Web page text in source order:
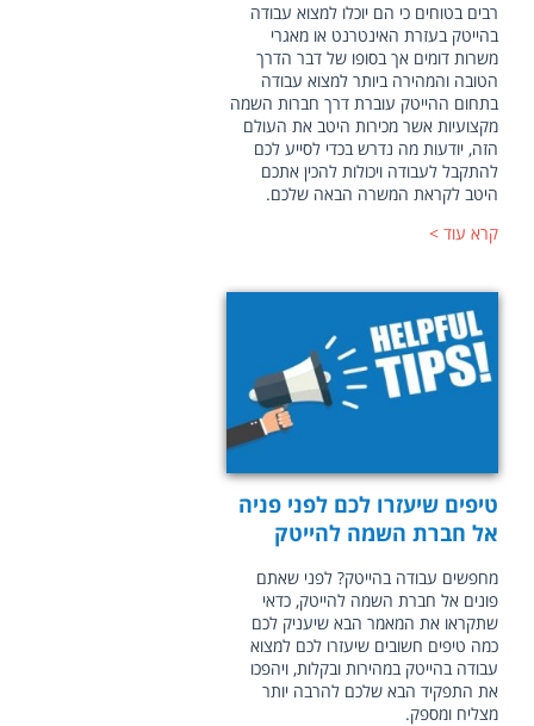
רבים בטוחים כי הם יוכלו למצוא עבודה
בהייטק בעזרת האינטרנט או מאגרי
משרות דומים אך בסופו של דבר הדרך
הטובה והמהירה ביותר למצוא עבודה
בתחום ההייטק עוברת דרך חברות השמה
מקצועיות אשר מכירות היטב את העולם
הזה, יודעות מה נדרש בכדי לסייע לכם
להתקבל לעבודה ויכולות להכין אתכם
היטב לקראת המשרה הבאה שלכם.
קרא עוד
טיפים שיעזרו לכם לפני פניה
אל חברת השמה להייטק
מחפשים עבודה בהייטק? לפני שאתם
פונים אל חברת השמה להייטק, כדאי
שתקראו את המאמר הבא שיעניק לכם
כמה טיפים חשובים שיעזרו לכם למצוא
עבודה בהייטק במהירות ובקלות, ויהפכו
את התפקיד הבא שלכם להרבה יותר
מצליח ומספק.